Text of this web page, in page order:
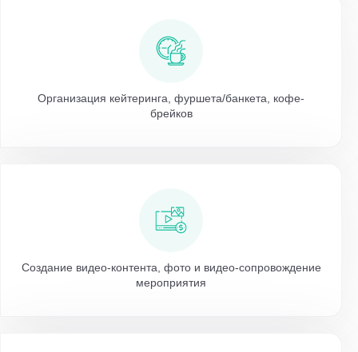
Организация кейтеринга, фуршета/банкета, кофе-
брейков
Создание видео-контента, фото и видео-сопровождение
мероприятия